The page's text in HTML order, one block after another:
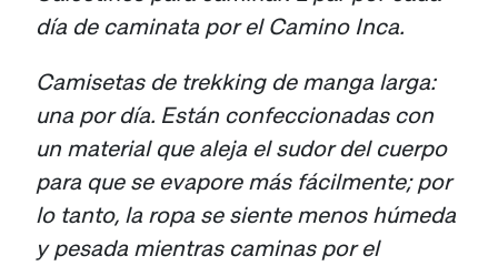
día de caminata por el Camino Inca.
Camisetas de trekking de manga larga:
una por día. Están confeccionadas con
un material que aleja el sudor del cuerpo
para que se evapore más fácilmente; por
lo tanto, la ropa se siente menos húmeda
y pesada mientras caminas por el